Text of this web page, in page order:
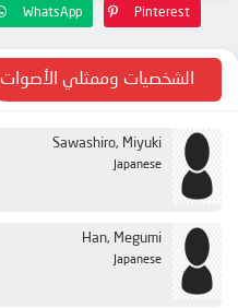
الحلقة 23
الحلقة 25
الحلقة 27
الحلقة 28
الحلقة 30
الحلقة 31
WhatsApp Pinterest
الشخصيات وممثلي الأصوات
Sawashiro, Miyuki
Japanese
Han, Megumi
Japanese